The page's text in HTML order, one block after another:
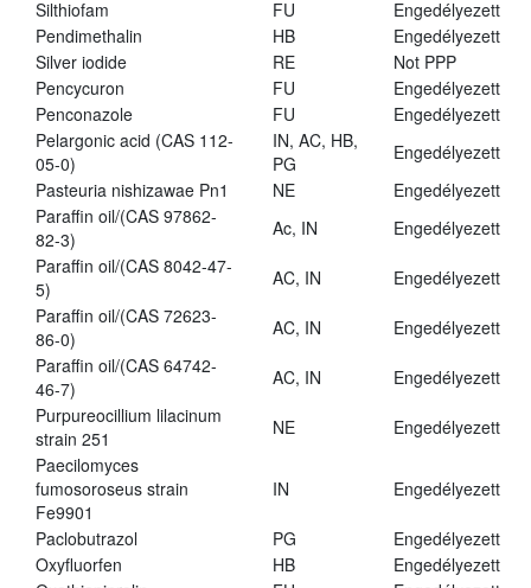
Silthiofam
FU
Engedélyezett
Pendimethalin
HB
Engedélyezett
Silver iodide
RE
Not PPP
Pencycuron
FU
Engedélyezett
Penconazole
FU
Engedélyezett
Pelargonic acid (CAS 112-
05-0)
IN, AC, HB,
PG
Engedélyezett
Pasteuria nishizawae Pn1
NE
Engedélyezett
Paraffin oil/(CAS 97862-
82-3)
Ac, IN
Engedélyezett
Paraffin oil/(CAS 8042-47-
5)
AC, IN
Engedélyezett
Paraffin oil/(CAS 72623-
86-0)
AC, IN
Engedélyezett
Paraffin oil/(CAS 64742-
46-7)
AC, IN
Engedélyezett
Purpureocillium lilacinum
strain 251
NE
Engedélyezett
Paecilomyces
fumosoroseus strain
Fe9901
IN Engedélyezett
Paclobutrazol PG
Engedélyezett
Oxyfluorfen
HB
Engedélyezett